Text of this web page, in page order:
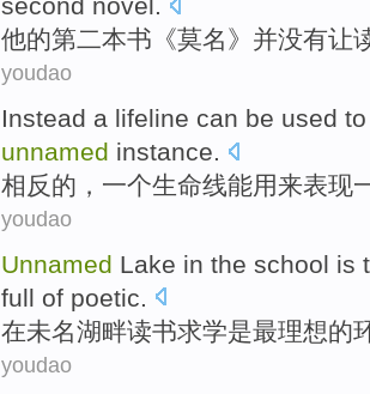
他的第二本书《莫名》并没有让
youdao
Instead a lifeline can be used to
unnamed instance.
相反的， 一个生命线能用来表现
youdao
Unnamed Lake in the school is
full of poetic
在未名湖畔读书求学是最理想的
youdao